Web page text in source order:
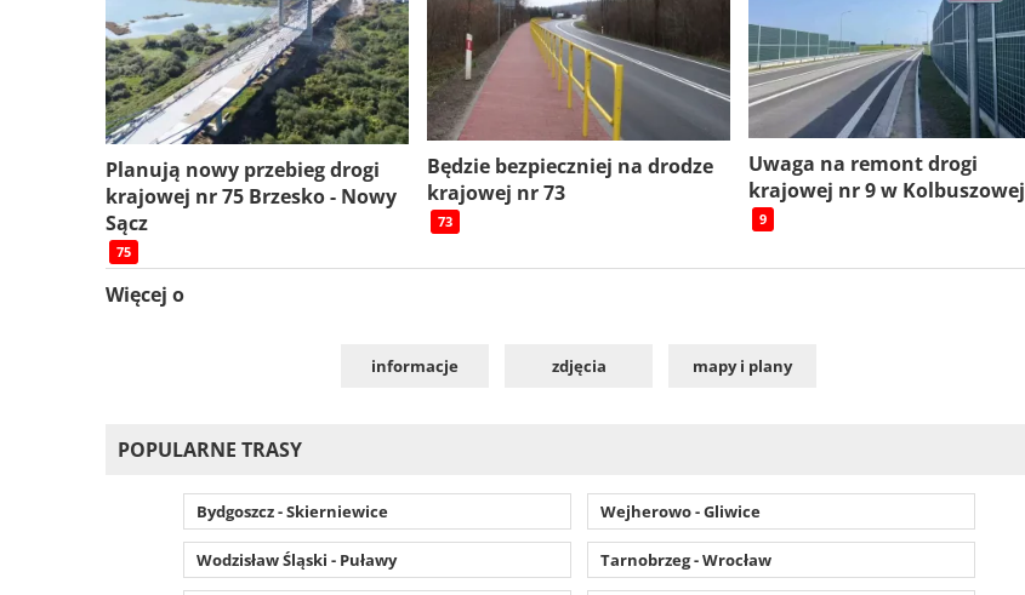
Planują nowy przebieg drogi
krajowej nr 75 Brzesko - Nowy
Sącz
75
Będzie bezpieczniej na drodze
krajowej nr 73
73
Uwaga na remont drogi
krajowej nr 9 w Kolbuszowej
9
Więcej o
informacje zdjęcia mapy i plany
POPULARNE TRASY
Bydgoszcz - Skierniewice Wejherowo - Gliwice
Wodzisław Śląski - Puławy Tarnobrzeg - Wrocław